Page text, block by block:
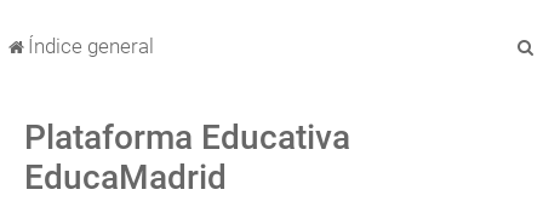
Índice general
Plataforma Educativa
EducaMadrid